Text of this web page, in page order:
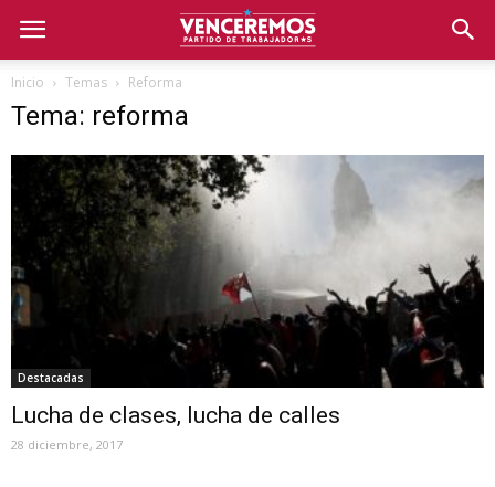
Inicio Temas Reforma
Tema: reforma
Destacadas
Lucha de clases, lucha de calles
28 diciembre, 2017